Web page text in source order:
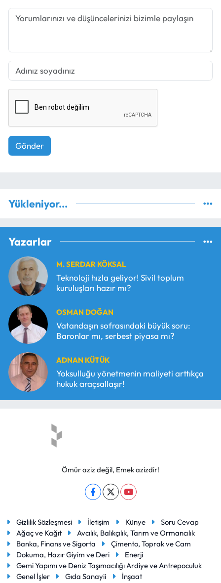
Gönder
Yükleniyor...
Yazarlar
M. SERDAR KÖKSAL
Teknoloji hızla geliyor! Sivil toplum
kuruluşları hazır mı?
OSMAN DOĞAN
Vatandaşın sofrasındaki büyük soru:
Baronlar mı, serbest piyasa mı?
ADNAN KÜTÜK
Yoksulluğu yönetmenin maliyeti arttıkça
hukuk araçsallaşır!
Ömür aziz değil, Emek azizdir!
Gizlilik Sözleşmesi İletişim Künye
Soru Cevap
Ağaç ve Kağıt
Avcılık, Balıkçılık, Tarım ve Ormancılık
Banka, Finans ve Sigorta
Çimento, Toprak ve Cam
Dokuma, Hazır Giyim ve Deri
Enerji
Gemi Yapımı ve Deniz Taşımacılığı Ardiye ve Antrepoculuk
Genel İşler
Gıda Sanayii
İnşaat